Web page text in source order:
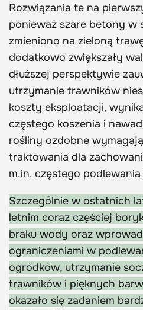
Rozwiązania te na
ponieważ szare betony w
zmieniono na zieloną
dodatkowo zwiększały
dłuższej perspektywie
utrzymanie trawników
koszty eksploatacji,
częstego koszenia i
rośliny ozdobne
traktowania dla
m.in. częstego podlewania
Szczególnie w ostatnich
letnim coraz częściej
braku wody oraz
ograniczeniami w
ogródków, utrzymanie
trawników i pięknych
okazało się zadaniem